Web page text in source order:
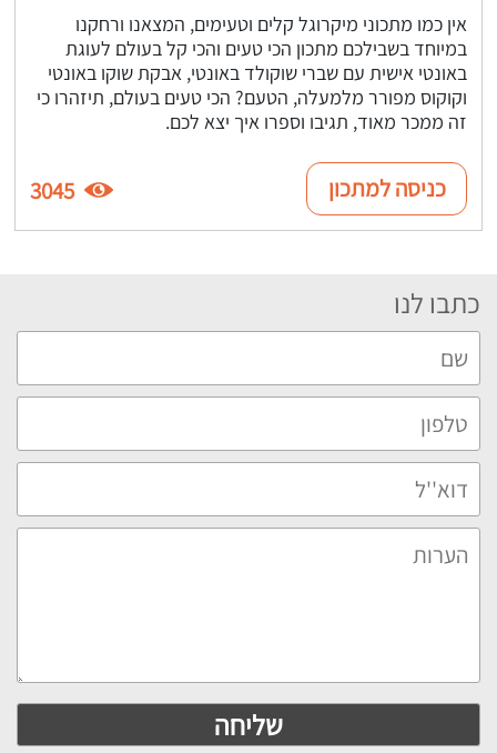
אין כמו מתכוני מיקרוגל קלים וטעימים, המצאנו ורחקנו
במיוחד בשבילכם מתכון הכי טעים והכי קל בעולם לעוגת
באונטי אישית עם שברי שוקולד באונטי, אבקת שוקו באונטי
וקוקוס מפורר מלמעלה, הטעם? הכי טעים בעולם, תיזהרו כי
זה ממכר מאוד, תגיבו וספרו איך יצא לכם.
כניסה למתכון 3045
כתבו לנו